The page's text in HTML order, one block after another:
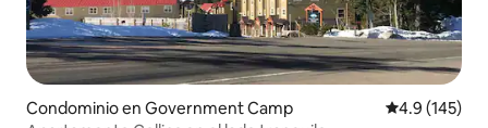
Condominio en Government Camp Calificación
4.9 (145)